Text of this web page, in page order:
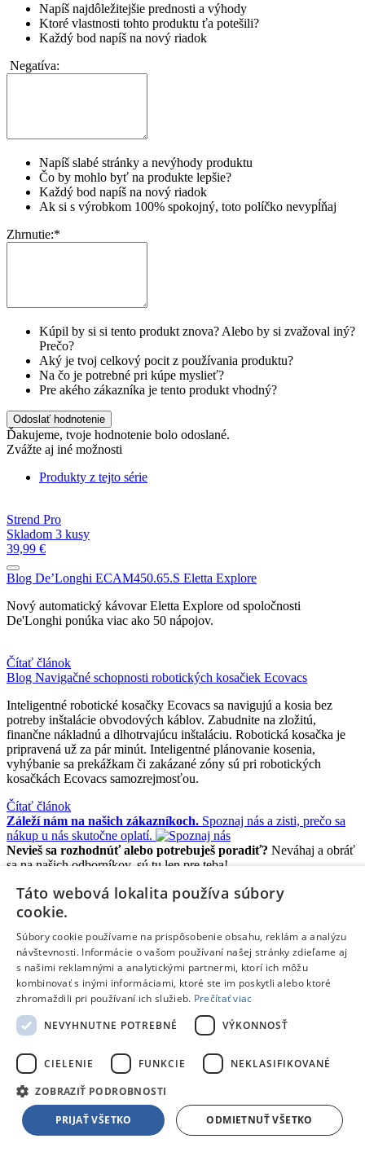
Napíš najdôležitejšie prednosti a výhody
Ktoré vlastnosti tohto produktu ťa potešili?
Každý bod napíš na nový riadok
Negatíva:
Napíš slabé stránky a nevýhody produktu
Čo by mohlo byť na produkte lepšie?
Každý bod napíš na nový riadok
Ak si s výrobkom 100% spokojný, toto políčko nevypĺňaj
Zhrnutie:*
Kúpil by si si tento produkt znova? Alebo by si zvažoval iný?
Prečo?
Aký je tvoj celkový pocit z používania produktu?
Na čo je potrebné pri kúpe myslieť?
Pre akého zákazníka je tento produkt vhodný?
Odoslať hodnotenie
Ďakujeme, tvoje hodnotenie bolo odoslané.
Zvážte aj iné možnosti
Produkty z tejto série
Strend Pro
Skladom 3 kusy
39,99 €
Blog De’Longhi ECAM450.65.S Eletta Explore
Nový automatický kávovar Eletta Explore od spoločnosti
De'Longhi ponúka viac ako 50 nápojov.
Čítať článok
Blog Navigačné schopnosti robotických kosačiek Ecovacs
Inteligentné robotické kosačky Ecovacs sa navigujú a kosia bez
potreby inštalácie obvodových káblov. Zabudnite na zložitú,
finančne nákladnú a dlhotrvajúcu inštaláciu. Robotická kosačka je
pripravená už za pár minút. Inteligentné plánovanie kosenia,
vyhýbanie sa prekážkam či zakázané zóny sú pri robotických
kosačkách Ecovacs samozrejmosťou.
Čítať článok
Záleží nám na našich zákazníkoch. Spoznaj nás a zisti, prečo sa
nákup u nás skutočne oplatí.
Nevieš sa rozhodnúť alebo potrebuješ poradiť? Neváhaj a obráť
sa na našich odborníkov, sú tu len pre teba!
predajní
Informácie a kontakty
O nás
Klub TPD Rodina
Záruka kvality
Obchodné podmienky
Odstúpiť od zmluvy tu
Ochrana osobných údajov
Predĺžená záruka a poistenie
Ako nakupovať
Predajne a kontakty
Táto webová lokalita používa súbory
cookie.
Súbory cookie používame na prispôsobenie obsahu, reklám a analýzu
návštevnosti. Informácie o vašom používaní našej stránky zdieľame aj
s našimi reklamnými a analytickými partnermi, ktorí ich môžu
kombinovať s inými informáciami, ktoré ste im poskytli alebo ktoré
zhromaždili pri používaní ich služieb. Prečítať viac
NEVYHNUTNE POTREBNÉ
VÝKONNOSŤ
CIELENIE FUNKCIE NEKLASIFIKOVANÉ
ZOBRAZIŤ PODROBNOSTI
PRIJAŤ VŠETKO ODMIETNUŤ VŠETKO